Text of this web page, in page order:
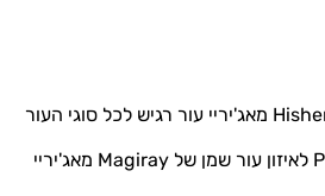
קרם Planto Plus Hishers לאיזון עור שמן של Magiray מאג'יריי